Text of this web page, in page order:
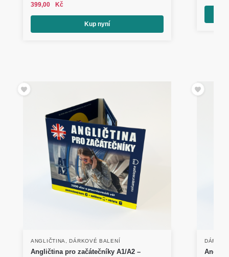
399,00 Kč
Kup nyní
ANGLIČTINA, DÁRKOVÉ BALENÍ
Angličtina pro začátečníky A1/A2 –